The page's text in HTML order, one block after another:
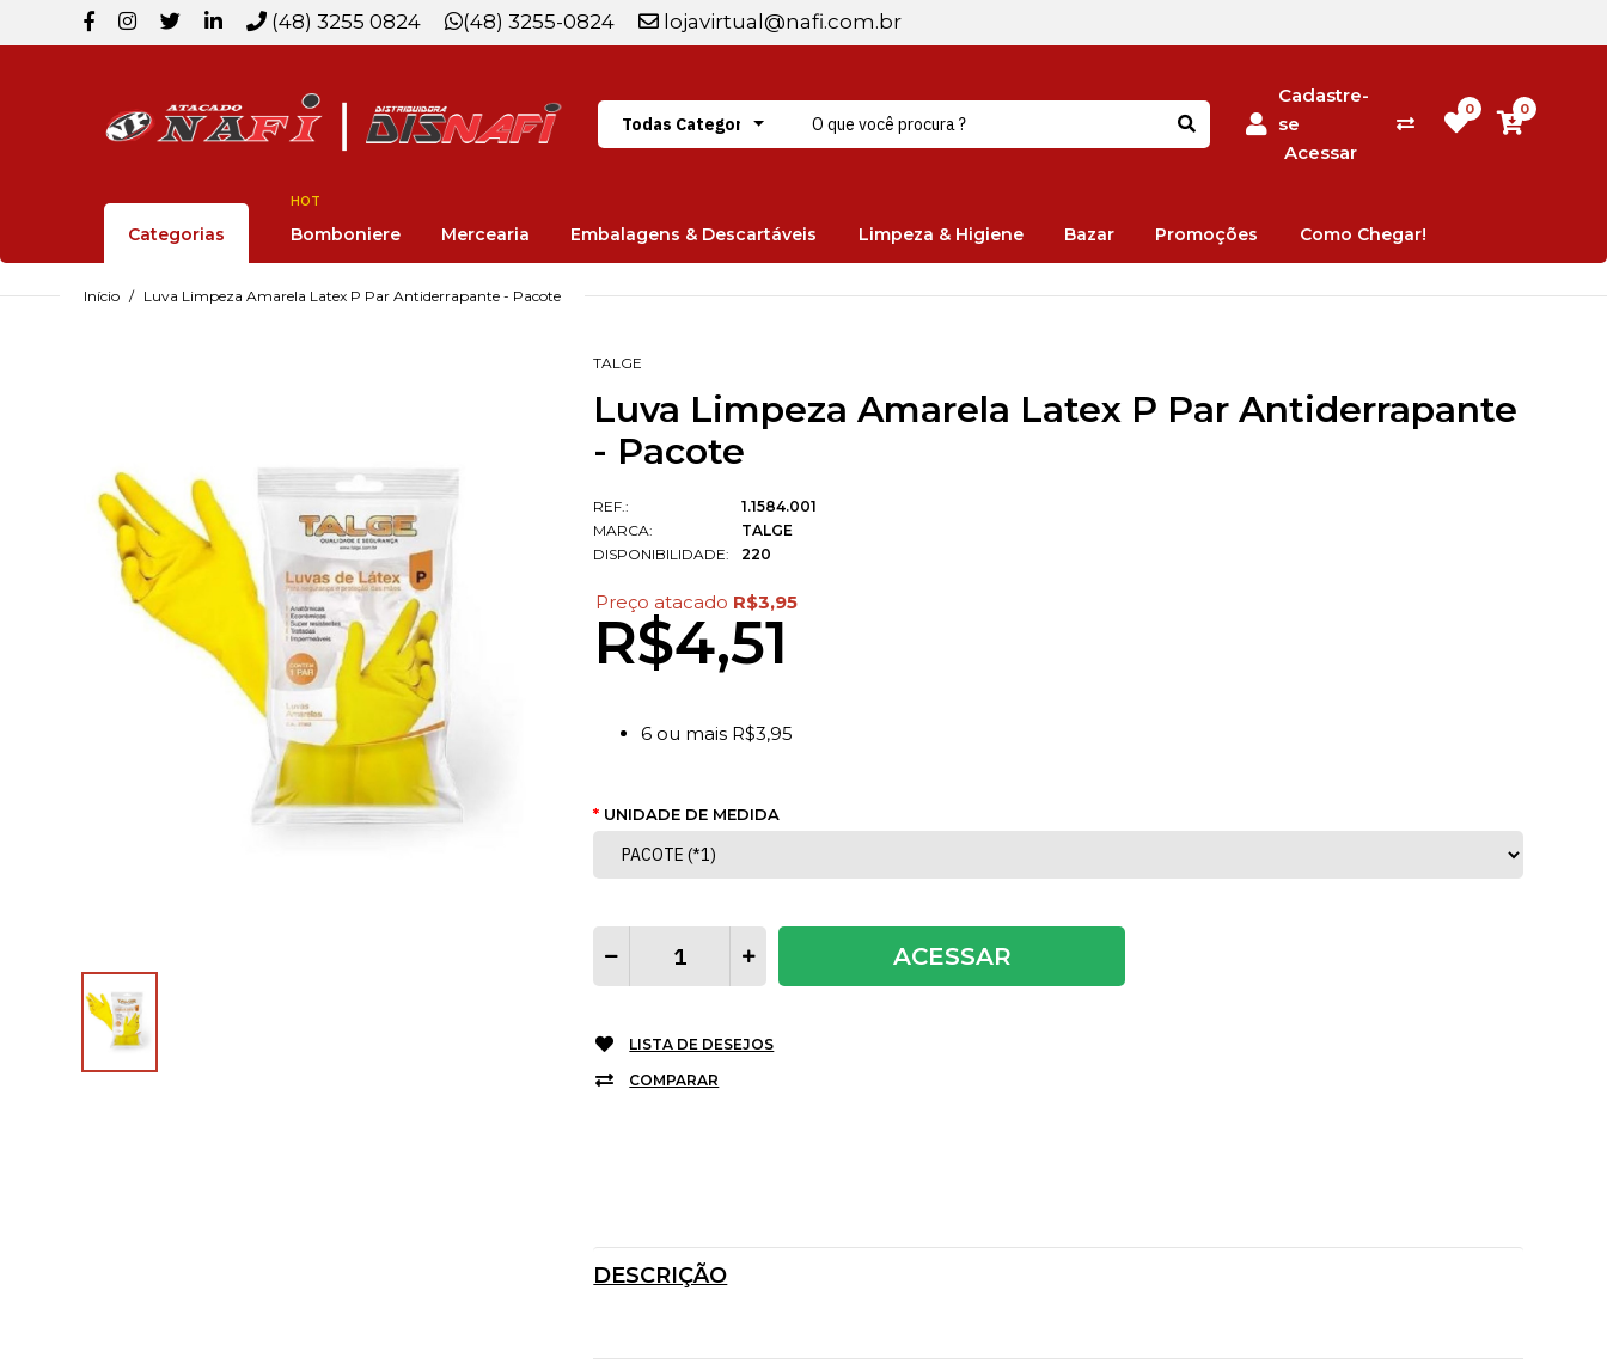
(48) 3255 0824 (48) 3255-0824 lojavirtual@nafi.com.br
Cadastre-
se
Acessar
0 0
Categorias Bomboniere
HOT
Mercearia Embalagens & Descartáveis Limpeza & Higiene Bazar Promoções Como Chegar!
Início Luva Limpeza Amarela Latex P Par Antiderrapante - Pacote
TALGE
Luva Limpeza Amarela Latex P Par Antiderrapante
- Pacote
REF.:
MARCA:
DISPONIBILIDADE:
1.1584.001
TALGE
220
Preço atacado R$3,95
R$4,51
6 ou mais R$3,95
UNIDADE DE MEDIDA
ACESSAR
LISTA DE DESEJOS
COMPARAR
DESCRIÇÃO